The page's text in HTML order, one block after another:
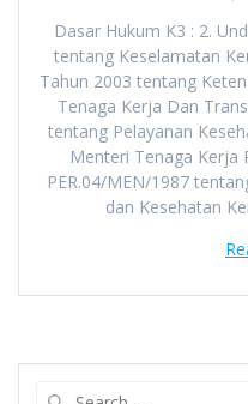
Dasar Hukum K3 : 2.
tentang Keselamatan
Tahun 2003 tentang
Tenaga Kerja Dan
tentang Pelayanan
Menteri Tenaga Kerja
PER.04/MEN/1987
dan Kesehatan